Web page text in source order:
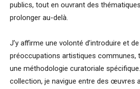
publics, tout en ouvrant des
prolonger au-delà.
J’y affirme une volonté d’introduire et
préoccupations artistiques communes,
une méthodologie curatoriale
collection, je navigue entre des œuvres